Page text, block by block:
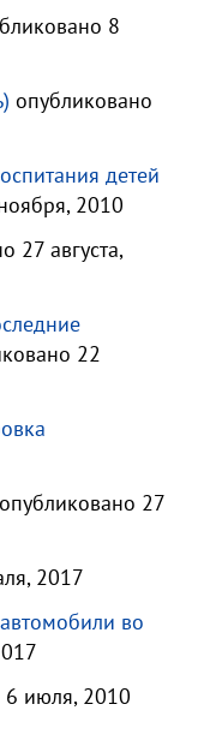
8
опубликовано
детей
2010
27 августа,
22
опубликовано 27
2017
во
6 июля, 2010